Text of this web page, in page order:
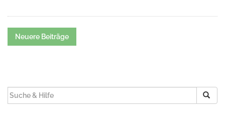
Beitrags-
Neuere Beiträge
SUCHEN
NACH: